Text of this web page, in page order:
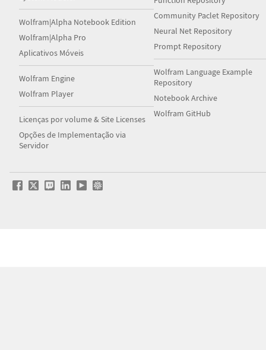
Wolfram|Alpha Notebook Edition
Wolfram|Alpha Pro
Aplicativos Móveis
Wolfram Engine
Wolfram Player
Licenças por volume & Site Licenses
Opções de Implementação via
Servidor
Community Paclet Repository
Neural Net Repository
Prompt Repository
Wolfram Language Example
Repository
Notebook Archive
Wolfram GitHub